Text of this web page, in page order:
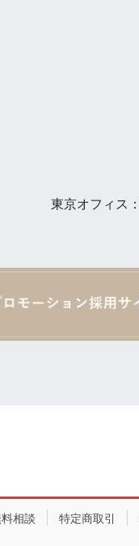
東京オフィス：
相談 特定商取引